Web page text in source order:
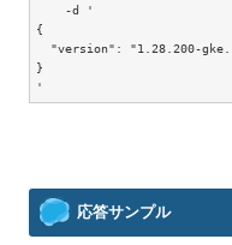
    -d '
{
"version": "1.28.200-
}
応答サンプル